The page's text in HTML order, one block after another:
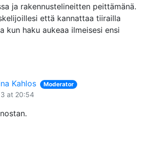
ja rakennustelineitten peittämänä.
että kannattaa tiirailla
kun haku aukeaa ilmeisesi ensi
Kahlos Moderator
at 20:54